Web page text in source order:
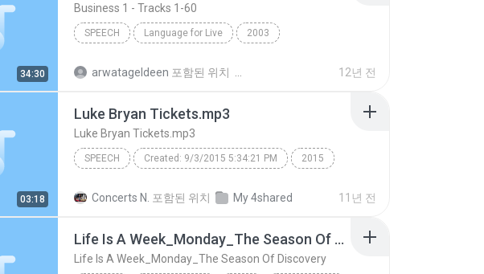
34:30
Business 1 - Tracks 1-60
SPEECH Language for Live 2003
arwatageldeen 포함된 위치 12년 전
03:18
Luke Bryan Tickets.mp3
Luke Bryan Tickets.mp3
SPEECH Created: 9/3/2015 5:34:21 PM 2015
Speech luke bryan tour dates
TextAloud: NeoSpeech Paul16
Concerts N. 포함된 위치 My 4shared 11년 전
Life Is A Week_Monday_The Season Of Discovery
Life Is A Week_Monday_The Season Of Discovery